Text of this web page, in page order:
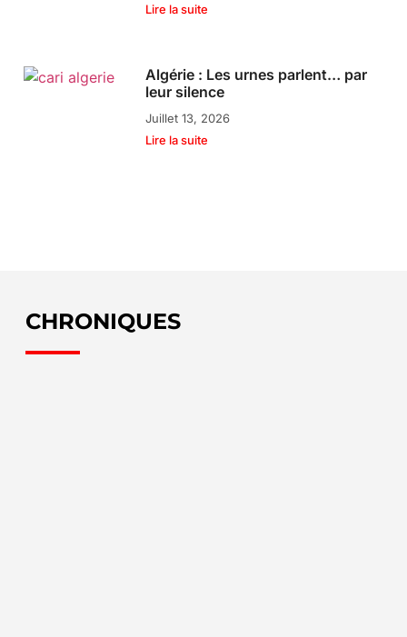
Lire la suite
Algérie : Les urnes parlent… par
leur silence
Juillet 13, 2026
Lire la suite
CHRONIQUES